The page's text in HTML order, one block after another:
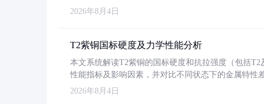
2026年8月4日
T2紫铜国标硬度及力学性能分析
本文系统解读T2紫铜的国标硬度和抗拉强度（包括
性能指标及影响因素，并对比不同状态下的金属特性
2026年8月4日